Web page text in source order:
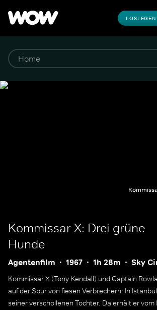
LOSLEGEN
Kommissar X: Drei grüne
Hunde
Agentenfilm 1967 1h 28m Sky
Kommissar X (Tony Kendall) und Captain
auf der Spur von fiesen Verbrechern: In
seiner verschollenen Tochter. Da erhält er